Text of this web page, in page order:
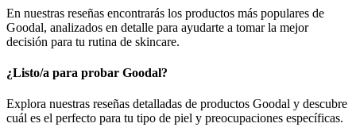
En nuestras reseñas encontrarás los productos más populares de
Goodal, analizados en detalle para ayudarte a tomar la mejor
decisión para tu rutina de skincare.
¿Listo/a para probar Goodal?
Explora nuestras reseñas detalladas de productos Goodal y descubre
cuál es el perfecto para tu tipo de piel y preocupaciones específicas.